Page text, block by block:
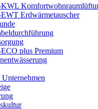
Erdwärmetauscher
plus Premium
Unternehmen